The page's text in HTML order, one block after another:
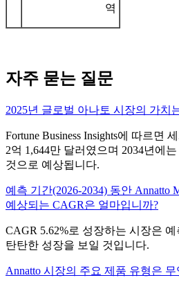
역
자주 묻는 질문
2025년 글로벌 아나토 시장의 가치
Fortune Business Insights에 따르면
2억 1,644만 달러였으며 2034년에
것으로 예상됩니다.
예측 기간(2026-2034) 동안 Annatto
예상되는 CAGR은 얼마입니까?
CAGR 5.62%로 성장하는 시장은
탄탄한 성장을 보일 것입니다.
Annatto 시장의 주요 제품 유형은